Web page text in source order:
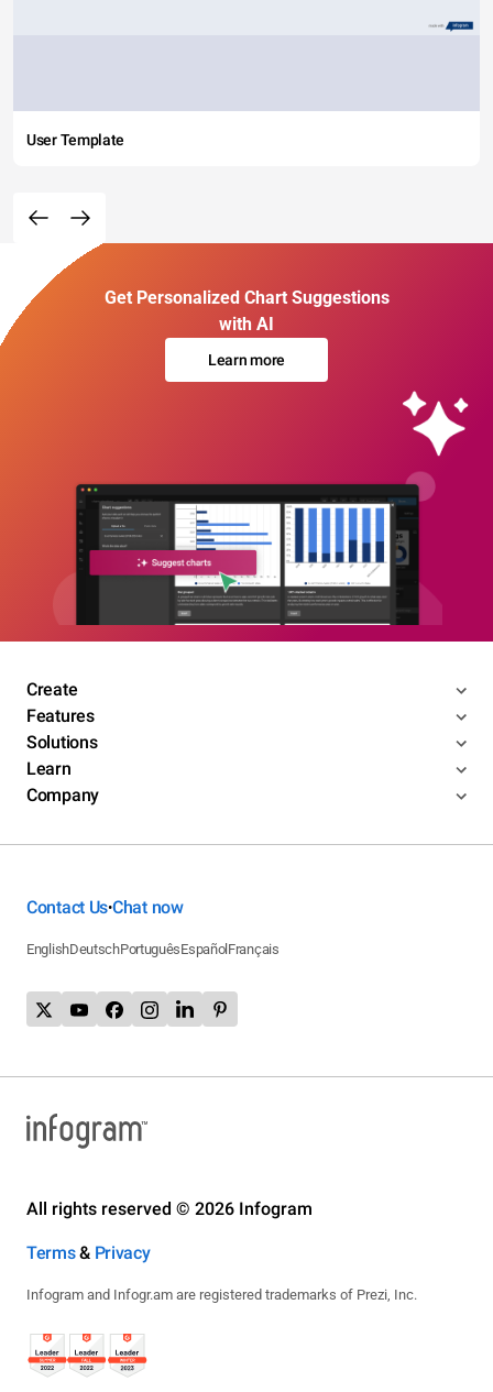
User Template
Get Personalized Chart Suggestions
with AI
Learn more
Create
Features
Solutions
Learn
Company
Contact Us•Chat now
EnglishDeutschPortuguêsEspañol Français
All rights reserved © 2026 Infogram
Terms& Privacy
Infogram and Infogr.am are registered trademarks of Prezi, Inc.